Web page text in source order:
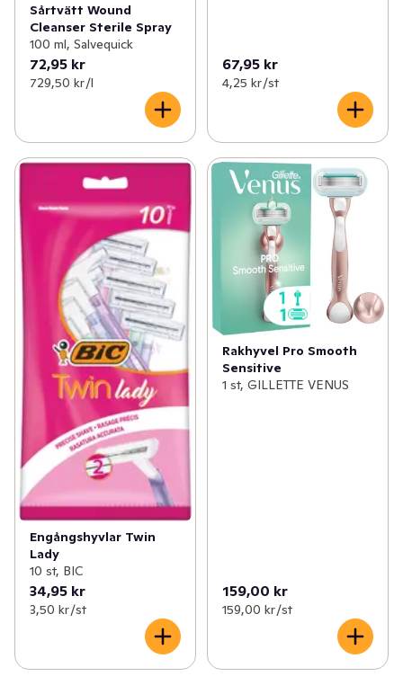
Sårtvätt Wound
Cleanser Sterile Spray
100 ml, Salvequick
72,95 kr
729,50 kr /l
67,95 kr
4,25 kr /st
Engångshyvlar Twin
Lady
10 st, BIC
34,95 kr
3,50 kr /st
Rakhyvel Pro Smooth
Sensitive
1 st, GILLETTE VENUS
159,00 kr
159,00 kr /st